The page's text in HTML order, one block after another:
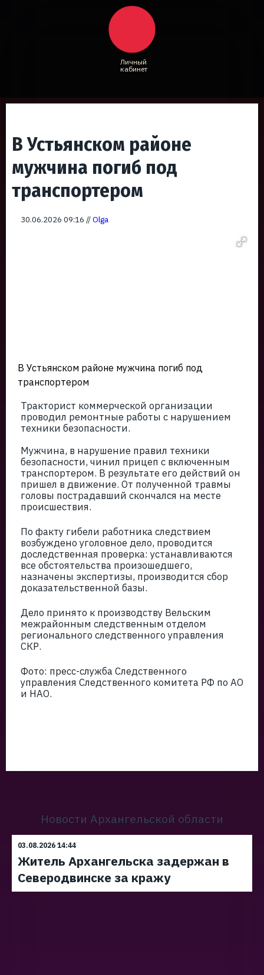
Личный
кабинет
В Устьянском районе
мужчина погиб под
транспортером
30.06.2026 09:16 //Olga
В Устьянском районе мужчина погиб под
транспортером
Тракторист коммерческой организации
проводил ремонтные работы с нарушением
техники безопасности.
Мужчина, в нарушение правил техники
безопасности, чинил прицеп с включенным
транспортером. В результате его действий он
пришел в движение. От полученной травмы
головы пострадавший скончался на месте
происшествия.
По факту гибели работника следствием
возбуждено уголовное дело, проводится
доследственная проверка: устанавливаются
все обстоятельства произошедшего,
назначены экспертизы, производится сбор
доказательственной базы.
Дело принято к производству Вельским
межрайонным следственным отделом
регионального следственного управления
СКР.
Фото: пресс-служба Следственного
управления Следственного комитета РФ по АО
и НАО.
Новости Архангельской области
03.08.2026 14:44
Житель Архангельска задержан в
Северодвинске за кражу